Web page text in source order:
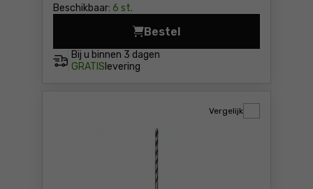
Beschikbaar: 6 st.
Bij u binnen 3 dagen
GRATIS levering
Bestel
Houtboor DeWalt DT4604
Vergelijk